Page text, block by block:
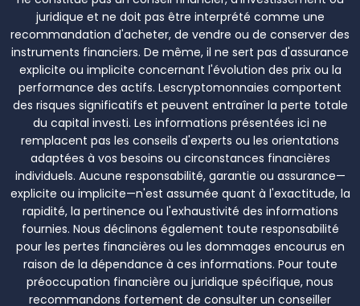
juridique et ne doit pas être interprété comme une
recommandation d'acheter, de vendre ou de conserver des
instruments financiers. De même, il ne sert pas d'assurance
explicite ou implicite concernant l'évolution des prix ou la
performance des actifs. Lescryptomonnaies comportent
des risques significatifs et peuvent entraîner la perte totale
du capital investi. Les informations présentées ici ne
remplacent pas les conseils d'experts ou les orientations
adaptées à vos besoins ou circonstances financières
individuels. Aucune responsabilité, garantie ou assurance—
explicite ou implicite—n'est assumée quant à l'exactitude, la
rapidité, la pertinence ou l'exhaustivité des informations
fournies. Nous déclinons également toute responsabilité
pour les pertes financières ou les dommages encourus en
raison de la dépendance à ces informations. Pour toute
préoccupation financière ou juridique spécifique, nous
recommandons fortement de consulter un conseiller